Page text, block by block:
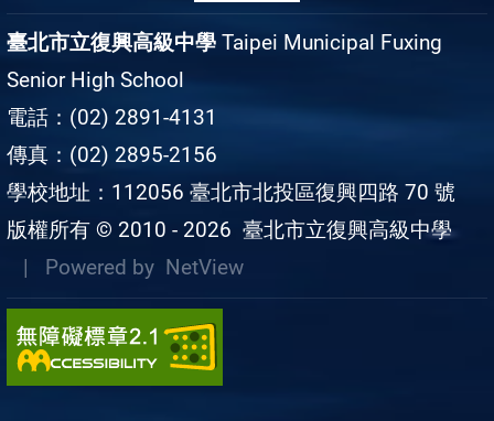
臺北市立復興高級中學 Taipei Municipal Fuxing
Senior High School
電話：(02) 2891-4131
傳真：(02) 2895-2156
學校地址：112056 臺北市北投區復興四路 70 號
版權所有 © 2010 - 2026 臺北市立復興高級中學
| Powered by NetView